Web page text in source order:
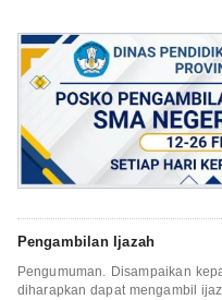
Pengambilan Ijazah
Pengumuman. Disampaikan
diharapkan dapat mengambil